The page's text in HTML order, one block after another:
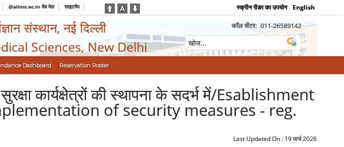
@aiims.ac.in वेब मेल साइटमैप स्क्रीन रीडर का उपयोग English
संस्थान, नई दिल्ली
Sciences, New Delhi
कॉल सेंटर: 011-26589142
Dashboard Reservation Roster
कार्यक्षेत्रों की स्थापना के सदर्भ में/Esablishment
of security measures - reg.
Last Updated On : 19 मार्च 2026